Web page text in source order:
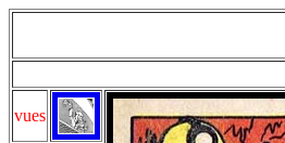
vues